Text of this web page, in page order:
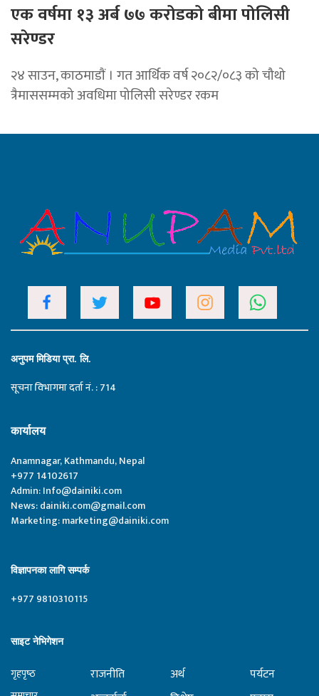
एक वर्षमा १३ अर्ब ७७ करोडको बीमा पोलिसी
सरेण्डर
२४ साउन, काठमाडाैं । गत आर्थिक वर्ष २०८२/०८३ को चौथो
त्रैमाससम्मको अवधिमा पोलिसी सरेण्डर रकम
अनुपम मिडिया प्रा. लि.
सूचना विभागमा दर्ता नं. : 714
कार्यालय
Anamnagar, Kathmandu, Nepal
+977 14102617
Admin:Info@dainiki.com
News:dainiki.com@gmail.com
Marketing:marketing@dainiki.com
विज्ञापनका लागि सम्पर्क
+977 9810310115
साइट नेभिगेशन
गृहपृष्‍ठ
राजनीति
अर्थ
पर्यटन